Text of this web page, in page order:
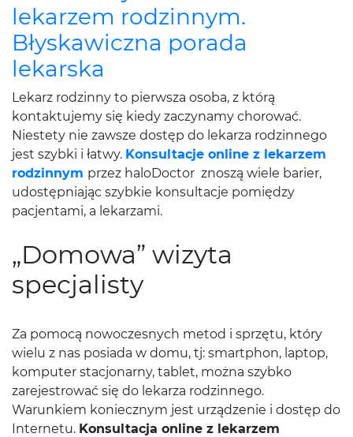
lekarzem rodzinnym.
Błyskawiczna porada
lekarska
Lekarz rodzinny to pierwsza osoba, z którą
kontaktujemy się kiedy zaczynamy chorować.
Niestety nie zawsze dostęp do lekarza rodzinnego
jest szybki i łatwy. Konsultacje online z lekarzem
rodzinnym przez haloDoctor znoszą wiele barier,
udostępniając szybkie konsultacje pomiędzy
pacjentami, a lekarzami.
„Domowa” wizyta
specjalisty
Za pomocą nowoczesnych metod i sprzętu, który
wielu z nas posiada w domu, tj: smartphon, laptop,
komputer stacjonarny, tablet, można szybko
zarejestrować się do lekarza rodzinnego.
Warunkiem koniecznym jest urządzenie i dostęp do
Internetu. Konsultacja online z lekarzem